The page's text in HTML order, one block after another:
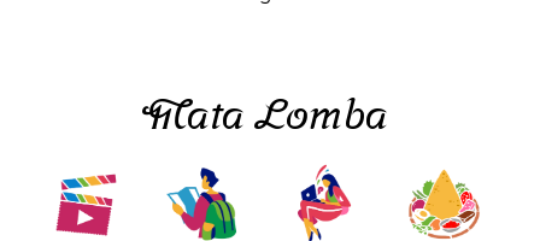
Mata Lomba